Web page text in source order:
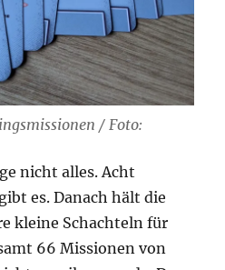
/ Foto:
nicht alles. Acht
es. Danach hält die
kleine Schachteln für
66 Missionen von